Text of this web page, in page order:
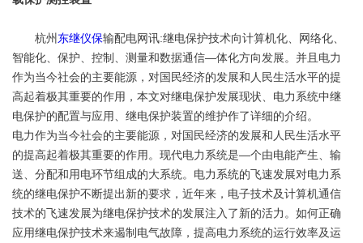
杭州 东继仪保输配电网讯:继电保护技术向计算机化、网络化、
智能化、保护、控制、测量和数据通信—体化方向发展。并且电力
作为当今社会的主要能源，对国民经济的发展和人民生活水平的提
高起着极其重要的作用，本文对继电保护发展现状、电力系统中继
电保护的配置与应用、继电保护装置的维护作了详细的介绍。
电力作为当今社会的主要能源，对国民经济的发展和人民生活水平
的提高起着极其重要的作用。现代电力系统是—个由电能产生、输
送、分配和用电环节组成的大系统。电力系统的飞速发展对电力系
统的继电保护不断提出新的要求，近年来，电子技术及计算机通信
技术的飞速发展为继电保护技术的发展注入了新的活力。如何正确
应用继电保护技术来遏制电气故障，提高电力系统的运行效率及运